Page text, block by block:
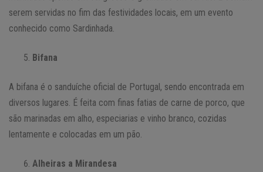
serem servidas no fim das festividades locais, em um evento
conhecido como Sardinhada.
Bifana
A bifana é o sanduíche oficial de Portugal, sendo encontrada em
diversos lugares. É feita com finas fatias de carne de porco, que
são marinadas em alho, especiarias e vinho branco, cozidas
lentamente e colocadas em um pão.
Alheiras a Mirandesa